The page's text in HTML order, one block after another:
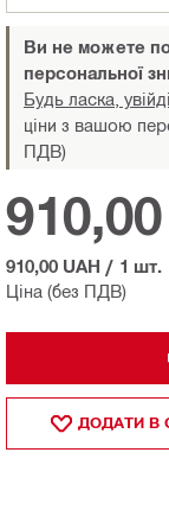
Ви не можете
персональної
Будь ласка,
ціни з вашою
ПДВ)
Ціна (без ПДВ)
910,00 UAH / 1 шт.
ДОДАТИ В